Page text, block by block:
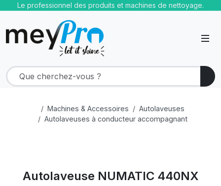
Le professionnel des produits et machines de nettoyage.
Machines & Accessoires
Autolaveuses
Autolaveuses à conducteur accompagnant
Autolaveuse NUMATIC 440NX